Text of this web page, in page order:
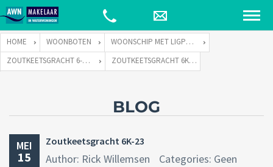
HOME WOONBOTEN
WOONSCHIP MET LIGPLAATS
ZOUTKEETSGRACHT 6-K TE 1013 LC AMSTERDAM
ZOUTKEETSGRACHT 6K-23
BLOG
MEI
15
Zoutkeetsgracht 6K-23
Author: Rick Willemsen Categories: Geen